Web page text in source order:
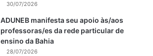
30/07/2026
ADUNEB manifesta seu apoio às/aos
professoras/es da rede particular de
ensino da Bahia
28/07/2026